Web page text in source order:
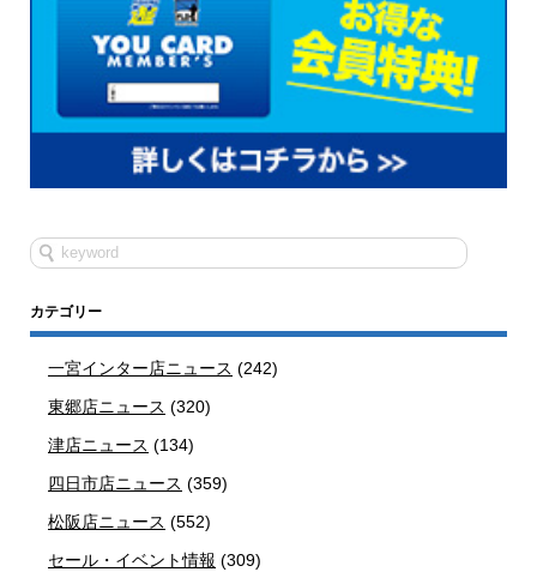
カテゴリー
一宮インター店ニュース (242)
東郷店ニュース (320)
津店ニュース (134)
四日市店ニュース (359)
松阪店ニュース (552)
セール・イベント情報 (309)